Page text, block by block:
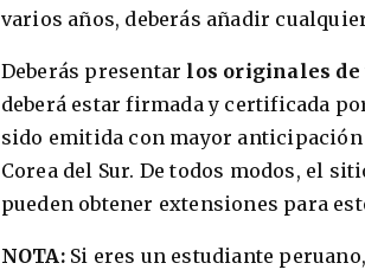
varios años, deberás añadir
Deberás presentar los originales de
deberá estar firmada y certificada
sido emitida con mayor anticipación
Corea del Sur. De todos modos, el
pueden obtener extensiones para
NOTA: Si eres un estudiante